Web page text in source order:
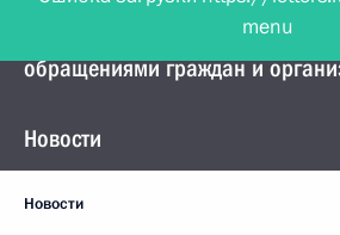
Управление Президента по
обращениями граждан и
Новости
Новости
menu